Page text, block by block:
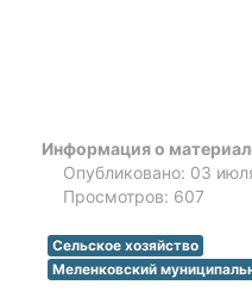
Информация о
Опубликовано: 03
Просмотров: 607
Сельское хозяйство
Меленковский